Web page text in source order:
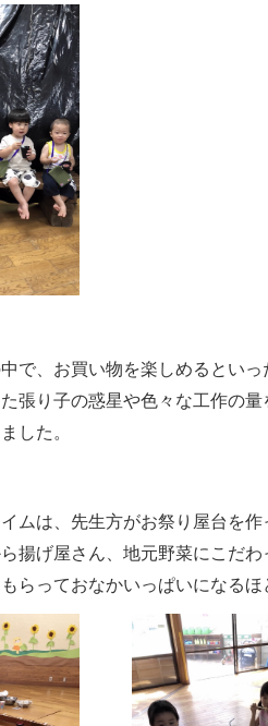
で、お買い物を楽しめるとい
張り子の惑星や色々な工作の
した。
ムは、先生方がお祭り屋台を
揚げ屋さん、地元野菜にこだ
らっておなかいっぱいになるほ